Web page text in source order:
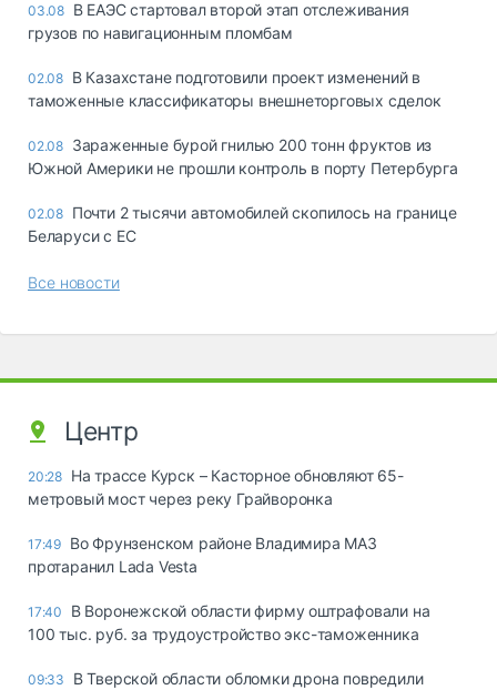
03.08 В ЕАЭС стартовал второй этап отслеживания
грузов по навигационным пломбам
02.08 В Казахстане подготовили проект изменений в
таможенные классификаторы внешнеторговых сделок
02.08 Зараженные бурой гнилью 200 тонн фруктов из
Южной Америки не прошли контроль в порту Петербурга
02.08 Почти 2 тысячи автомобилей скопилось на границе
Беларуси с ЕС
Все новости
Центр
20:28 На трассе Курск – Касторное обновляют 65-
метровый мост через реку Грайворонка
17:49 Во Фрунзенском районе Владимира МАЗ
протаранил Lada Vesta
17:40
В Воронежской области фирму оштрафовали на
100 тыс. руб. за трудоустройство экс-таможенника
09:33
В Тверской области обломки дрона повредили